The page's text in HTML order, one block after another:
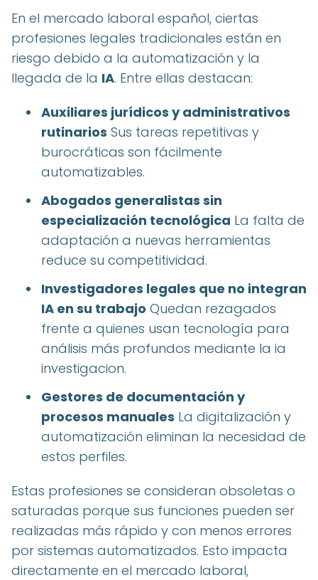
En el mercado laboral español, ciertas
profesiones legales tradicionales están en
riesgo debido a la automatización y la
llegada de la IA. Entre ellas destacan:
Auxiliares jurídicos y administrativos
rutinarios Sus tareas repetitivas y
burocráticas son fácilmente
automatizables.
Abogados generalistas sin
especialización tecnológica La falta de
adaptación a nuevas herramientas
reduce su competitividad.
Investigadores legales que no integran
IA en su trabajo Quedan rezagados
frente a quienes usan tecnología para
análisis más profundos mediante la ia
investigacion.
Gestores de documentación y
procesos manuales La digitalización y
automatización eliminan la necesidad de
estos perfiles.
Estas profesiones se consideran obsoletas o
saturadas porque sus funciones pueden ser
realizadas más rápido y con menos errores
por sistemas automatizados. Esto impacta
directamente en el mercado laboral,